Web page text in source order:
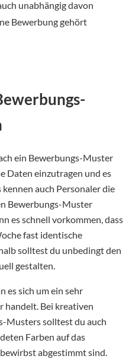
unabhängig davon
Bewerbung gehört
ein Bewerbungs-Muster
Daten einzutragen und es
auch Personaler die
Bewerbungs-Muster
es schnell vorkommen, dass
fast identische
solltest du unbedingt den
gestalten.
es sich um ein sehr
handelt. Bei kreativen
Musters solltest du auch
Farben auf das
abgestimmt sind.